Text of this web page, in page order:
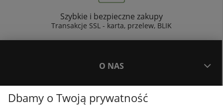
Szybkie i bezpieczne zakupy
Transakcje SSL - karta, przelew, BLIK
O NAS
PŁATNOŚCI I DOSTAWA
Dbamy o Twoją prywatność